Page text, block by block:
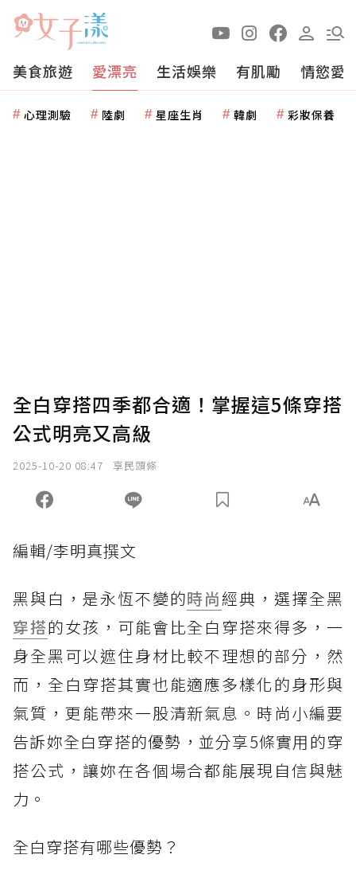
美食旅遊 愛漂亮 生活娛樂 有肌勵 情慾愛
心理測驗 陸劇 星座生肖 韓劇 彩妝保養
全白穿搭四季都合適！掌握這5條穿搭
公式明亮又高級
2025-10-20 08:47 享民頭條
編輯/李明真撰文
黑與白，是永恆不變的時尚經典，選擇全黑
穿搭的女孩，可能會比全白穿搭來得多，一
身全黑可以遮住身材比較不理想的部分，然
而，全白穿搭其實也能適應多樣化的身形與
氣質，更能帶來一股清新氣息。時尚小編要
告訴妳全白穿搭的優勢，並分享5條實用的穿
搭公式，讓妳在各個場合都能展現自信與魅
力。
全白穿搭有哪些優勢？